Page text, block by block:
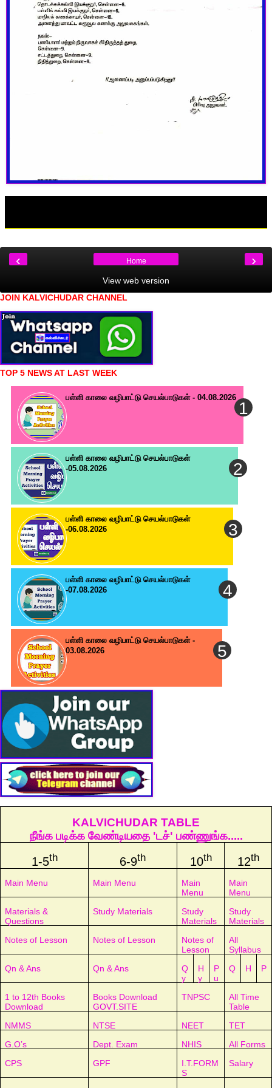
‹ ›
Home
View web version
JOIN KALVICHUDAR CHANNEL
TOP 5 NEWS AT LAST WEEK
பள்ளி காலை வழிபாட்டு செயல்பாடுகள் - 04.08.2026
பள்ளி காலை வழிபாட்டு செயல்பாடுகள்
-05.08.2026
பள்ளி காலை வழிபாட்டு செயல்பாடுகள்
-06.08.2026
பள்ளி காலை வழிபாட்டு செயல்பாடுகள்
-07.08.2026
பள்ளி காலை வழிபாட்டு செயல்பாடுகள் -
03.08.2026
KALVICHUDAR TABLE
நீங்க படிக்க வேண்டியதை 'டச்' பண்ணுங்க.....
1-5th 6-9th 10th 12th
Main Menu Main Menu
Main
Menu
Main
Menu
Materials &
Questions
Study Materials
Study
Materials
Study
Materials
Notes of Lesson
Notes of Lesson
Notes of
Lesson
All
Syllabus
Qn & Ans
Qn & Ans
Q
y
H
y
P
u
Q H P
1 to 12th Books
Download
Books Download
GOVT.SITE
TNPSC
All Time
Table
NMMS
NTSE NEET
TET
G.O’s
Dept. Exam NHIS
All Forms
CPS
GPF
I.T.FORM
S
Salary